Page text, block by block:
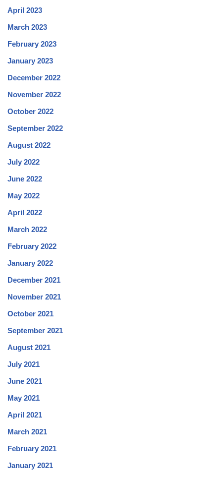
April 2023
March 2023
February 2023
January 2023
December 2022
November 2022
October 2022
September 2022
August 2022
July 2022
June 2022
May 2022
April 2022
March 2022
February 2022
January 2022
December 2021
November 2021
October 2021
September 2021
August 2021
July 2021
June 2021
May 2021
April 2021
March 2021
February 2021
January 2021